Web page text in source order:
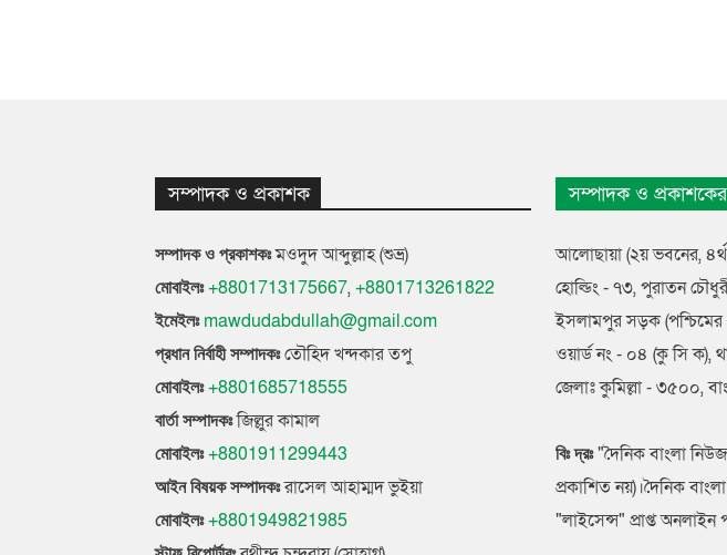
সম্পাদক ও প্রকাশক
সম্পাদক ও প্রকাশকঃমওদুদ আব্দুল্লাহ (শুভ্র)
মোবাইলঃ +8801713175667,+8801713261822
ইমেইলঃ mawdudabdullah@gmail.com
প্রধান নির্বাহী সম্পাদকঃতৌহিদ খন্দকার তপু
মোবাইলঃ +8801685718555
বার্তা সম্পাদকঃজিল্লুর কামাল
মোবাইলঃ +8801911299443
আইন বিষয়ক সম্পাদকঃরাসেল আহাম্মদ ভুইয়া
মোবাইলঃ +8801949821985
সম্পাদক ও প্রকাশকের
আলোছায়া (২য় ভবনের,
হোল্ডিং - ৭৩, পুরাতন
ইসলামপুর সড়ক (পশ্চিমের
ওয়ার্ড নং - ০৪ (কু সি ক),
জেলাঃ কুমিল্লা - ৩৫০০,
বিঃ দ্রঃ"দৈনিক বাংলা
প্রকাশিত নয়)।দৈনিক
"লাইসেন্স" প্রাপ্ত অনলাইন